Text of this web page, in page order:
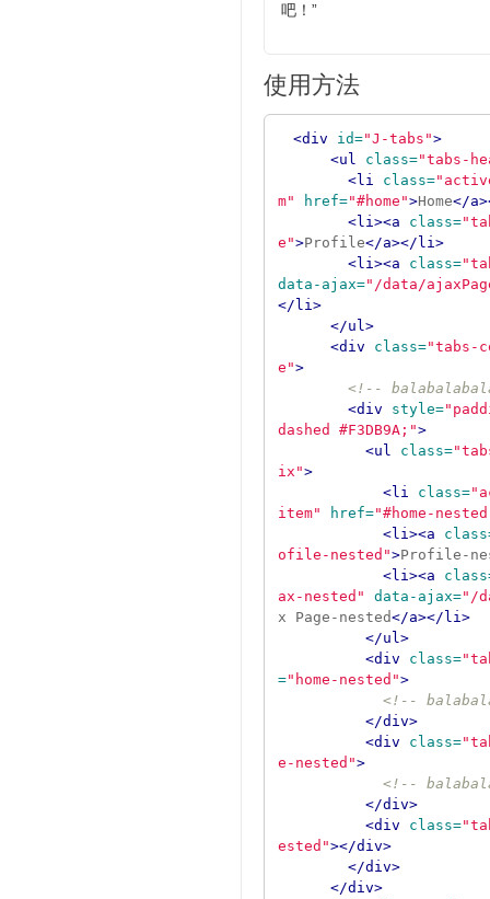
吧！”
使用方法
<div id="J-tabs">
<ul
class="tabs-
<li
class=
m"
href="#home">Home</
<li><a
class=
e">Profile</a></li>
<li><a
class=
data-ajax="/data/
</li>
</ul>
<div
class="tabs-
e">
<!--
<div
style=
dashed #F3DB9A;">
<ul
class=
ix">
<li
class=
item"
href="#home-
<li><a
ofile-nested">Profile-
<li><a
ax-nested"
data-ajax="/
x Page-nested</a></li>
</ul>
<div
class=
="home-nested">
<!--
</div>
<div
class=
e-nested">
<!--
</div>
<div
class=
ested"></div>
</div>
</div>